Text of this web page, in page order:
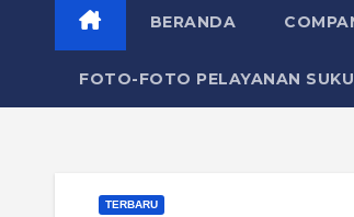
BERANDA
FOTO-FOTO PELAYANAN
TERBARU